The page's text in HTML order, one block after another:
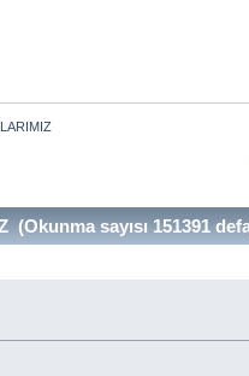
sayısı 151391